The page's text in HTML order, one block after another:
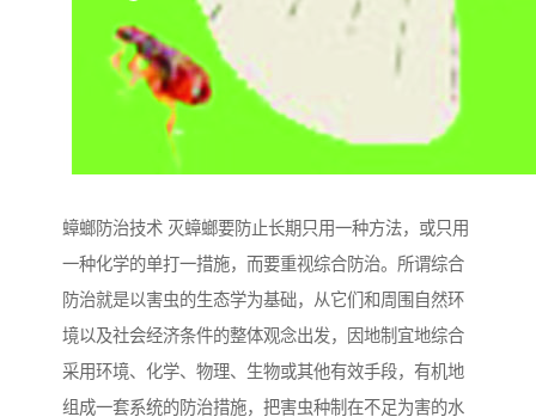
蟑螂防治技术 灭蟑螂要防止长期只用一种方法，或只用
一种化学的单打一措施，而要重视综合防治。所谓综合
防治就是以害虫的生态学为基础，从它们和周围自然环
境以及社会经济条件的整体观念出发，因地制宜地综合
采用环境、化学、物理、生物或其他有效手段，有机地
组成一套系统的防治措施，把害虫种制在不足为害的水